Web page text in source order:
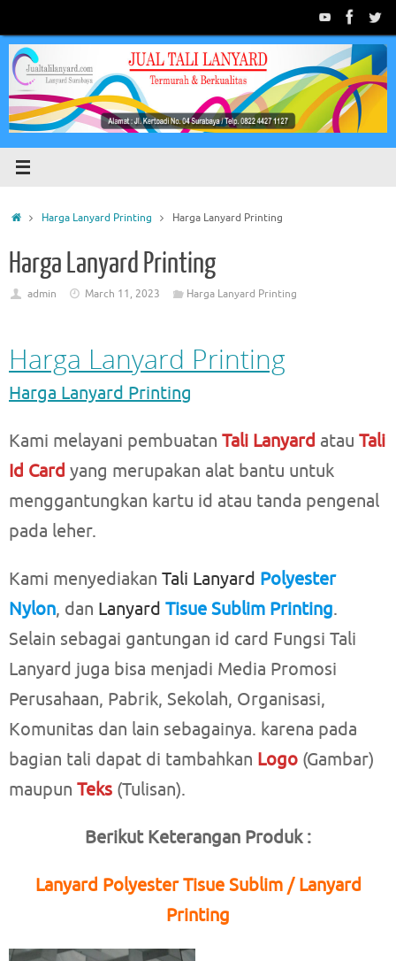
content
HomeHarga Lanyard Printing Harga Lanyard Printing
Harga Lanyard Printing
admin March 11, 2023 Harga Lanyard Printing
Harga Lanyard Printing
Harga Lanyard Printing
Kami melayani pembuatan Tali Lanyard atau Tali
Id Card yang merupakan alat bantu untuk
menggantungkan kartu id atau tanda pengenal
pada leher.
Kami menyediakan Tali Lanyard Polyester
Nylon, dan Lanyard Tisue Sublim Printing.
Selain sebagai gantungan id card Fungsi Tali
Lanyard juga bisa menjadi Media Promosi
Perusahaan, Pabrik, Sekolah, Organisasi,
Komunitas dan lain sebagainya. karena pada
bagian tali dapat di tambahkan Logo (Gambar)
maupun Teks (Tulisan).
Berikut Keterangan Produk :
Lanyard Polyester Tisue Sublim / Lanyard
Printing